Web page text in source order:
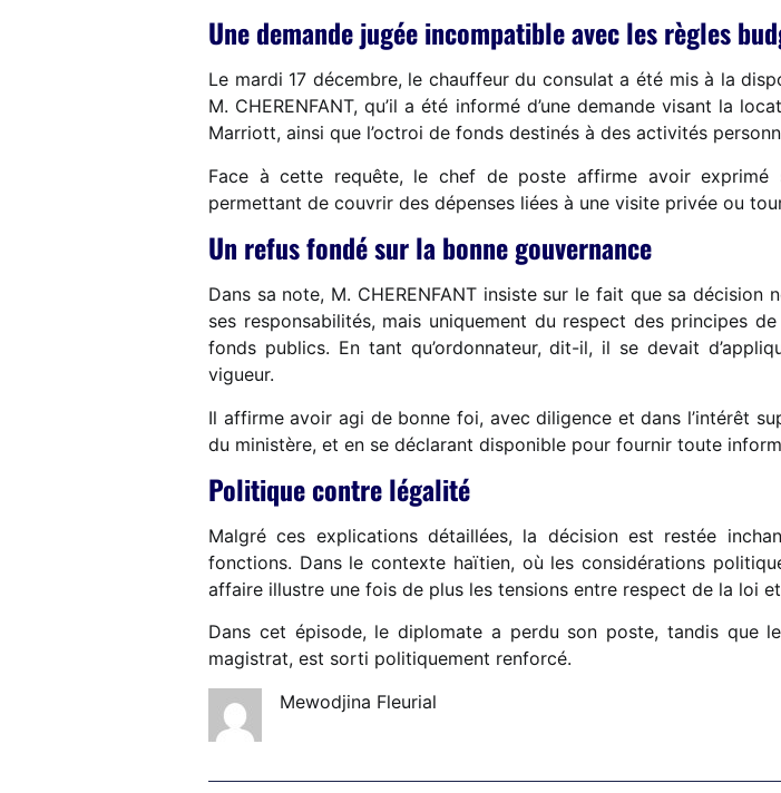
Une demande jugée incompatible avec les règles
Le mardi 17 décembre, le chauffeur du consulat a été mis à la
M. CHERENFANT, qu’il a été informé d’une demande visant la
Marriott, ainsi que l’octroi de fonds destinés à des activités
Face à cette requête, le chef de poste affirme avoir exprimé
permettant de couvrir des dépenses liées à une visite privée ou
Un refus fondé sur la bonne gouvernance
Dans sa note, M. CHERENFANT insiste sur le fait que sa décision
ses responsabilités, mais uniquement du respect des principes
fonds publics. En tant qu’ordonnateur, dit-il, il se devait
vigueur.
Il affirme avoir agi de bonne foi, avec diligence et dans l’intérêt
du ministère, et en se déclarant disponible pour fournir toute
Politique contre légalité
Malgré ces explications détaillées, la décision est restée
fonctions. Dans le contexte haïtien, où les considérations
affaire illustre une fois de plus les tensions entre respect de la loi
Dans cet épisode, le diplomate a perdu son poste, tandis que
magistrat, est sorti politiquement renforcé.
Mewodjina Fleurial